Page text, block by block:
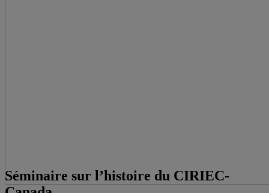
Séminaire sur l’histoire du CIRIEC-